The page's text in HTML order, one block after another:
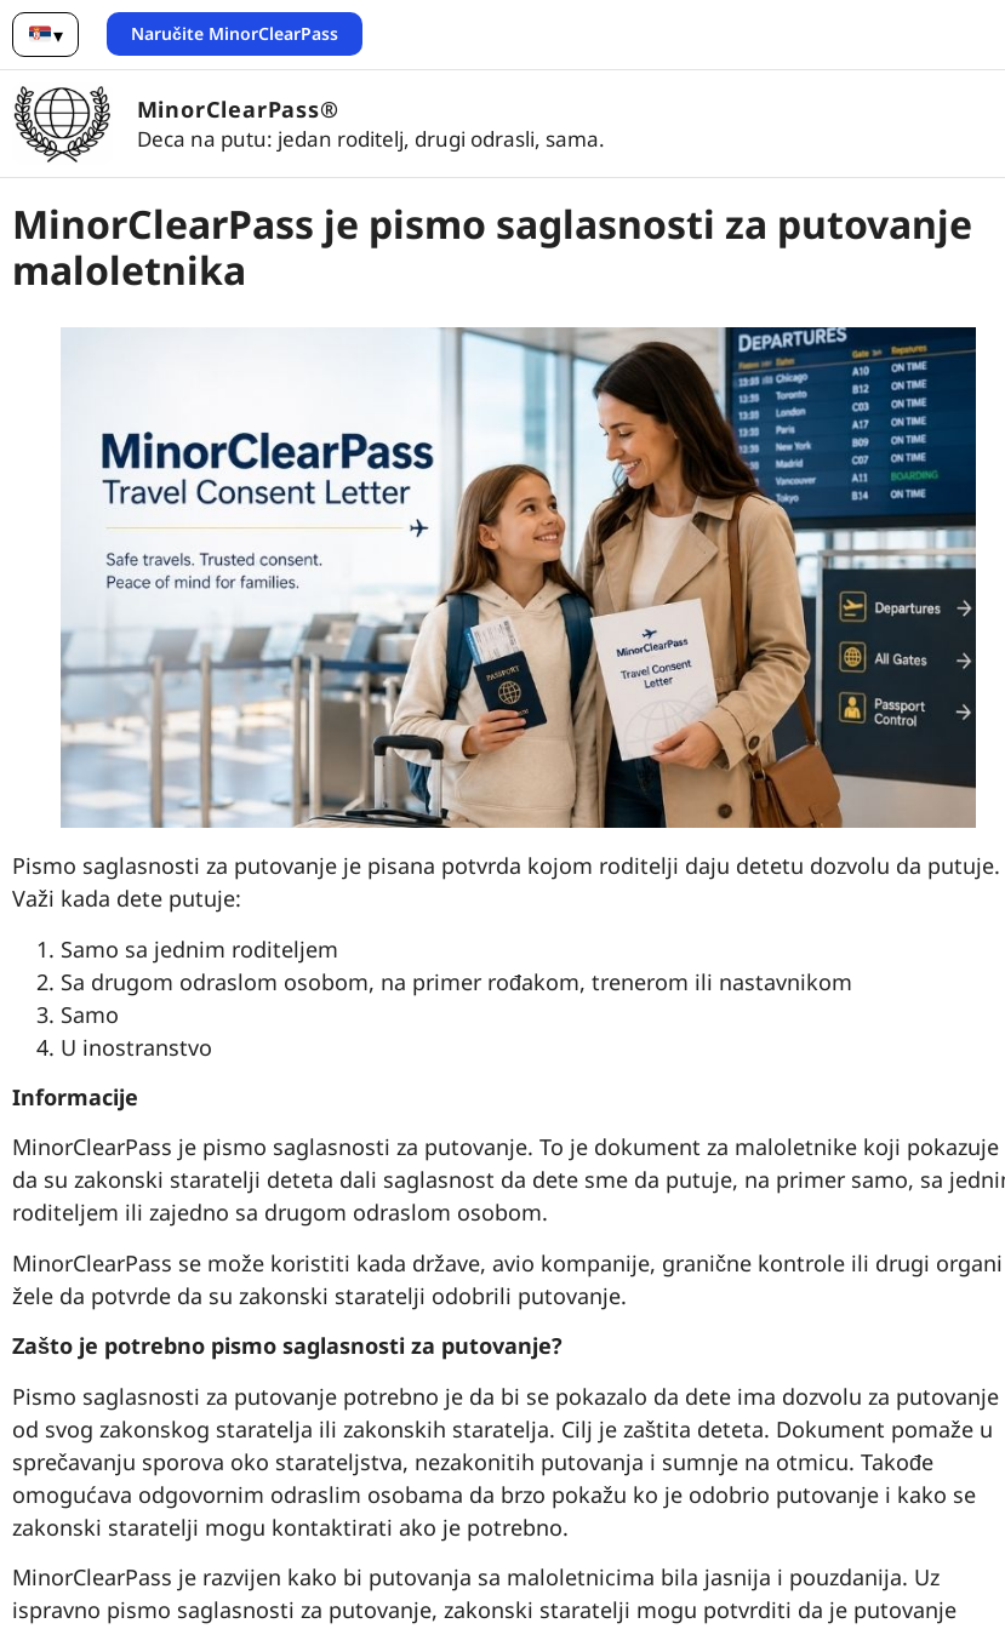
▾
Srpski
Naručite MinorClearPass
MinorClearPass®
Deca na putu: jedan roditelj, drugi odrasli, sama.
MinorClearPass je pismo saglasnosti za putovanje
maloletnika
Pismo saglasnosti za putovanje je pisana potvrda kojom roditelji daju detetu dozvolu da putuje.
Važi kada dete putuje:
Samo sa jednim roditeljem
Sa drugom odraslom osobom, na primer rođakom, trenerom ili nastavnikom
Samo
U inostranstvo
Informacije
MinorClearPass je pismo saglasnosti za putovanje. To je dokument za maloletnike koji pokazuje
da su zakonski staratelji deteta dali saglasnost da dete sme da putuje, na primer samo, sa
roditeljem ili zajedno sa drugom odraslom osobom.
MinorClearPass se može koristiti kada države, avio kompanije, granične kontrole ili drugi organi
žele da potvrde da su zakonski staratelji odobrili putovanje.
Zašto je potrebno pismo saglasnosti za putovanje?
Pismo saglasnosti za putovanje potrebno je da bi se pokazalo da dete ima dozvolu za putovanje
od svog zakonskog staratelja ili zakonskih staratelja. Cilj je zaštita deteta. Dokument pomaže u
sprečavanju sporova oko starateljstva, nezakonitih putovanja i sumnje na otmicu. Takođe
omogućava odgovornim odraslim osobama da brzo pokažu ko je odobrio putovanje i kako se
zakonski staratelji mogu kontaktirati ako je potrebno.
MinorClearPass je razvijen kako bi putovanja sa maloletnicima bila jasnija i pouzdanija. Uz
ispravno pismo saglasnosti za putovanje, zakonski staratelji mogu potvrditi da je putovanje